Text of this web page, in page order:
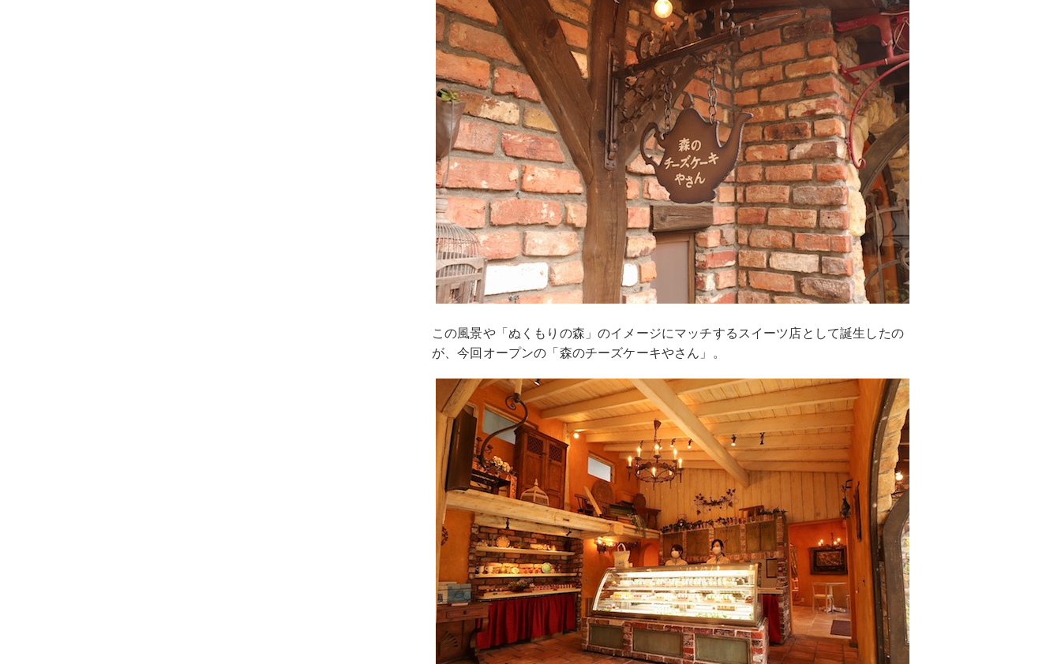
この風景や「ぬくもりの森」のイメージにマッチするスイーツ店として誕生したの
が、今回オープンの「森のチーズケーキやさん」。